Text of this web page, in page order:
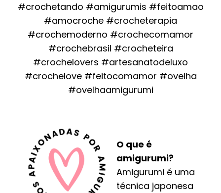
#crochetando #amigurumis #feitoamao
#amocroche #crocheterapia
#crochemoderno #crochecomamor
#crochebrasil #crocheteira
#crochelovers #artesanatodeluxo
#crochelove #feitocomamor #ovelha
#ovelhaamigurumi
O que é
amigurumi?
Amigurumi é uma
técnica japonesa